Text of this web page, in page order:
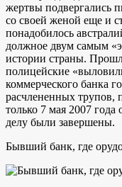
жертвы подвергались
со своей женой еще и
понадобилось
должное двум самым
истории страны.
полицейские
коммерческого банка
расчлененных трупов,
только 7 мая 2007
делу были завершены.
Бывший банк, где